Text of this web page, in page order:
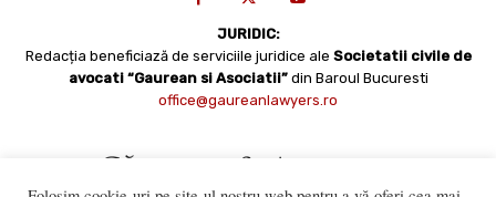
JURIDIC:
Redacția beneficiază de serviciile juridice ale Societatii civile de
avocati “Gaurean si Asociatii” din Baroul Bucuresti
office@gaureanlawyers.ro